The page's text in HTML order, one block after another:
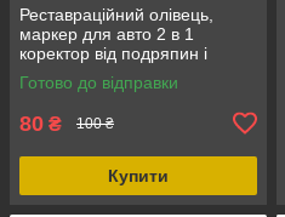
Реставраційний олівець,
маркер для авто 2 в 1
коректор від подряпин і
сколів 20 мл. Порожній.
Оптом 20 мл. Тип - Олівець;
Готово до відправки
80 ₴ 100 ₴
Купити